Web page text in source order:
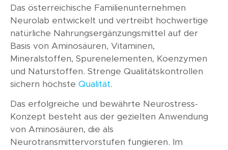
Das österreichische Familienunternehmen
Neurolab entwickelt und vertreibt hochwertige
natürliche Nahrungsergänzungsmittel auf der
Basis von Aminosäuren, Vitaminen,
Mineralstoffen, Spurenelementen, Koenzymen
und Naturstoffen. Strenge Qualitätskontrollen
sichern höchste Qualität.
Das erfolgreiche und bewährte Neurostress-
Konzept besteht aus der gezielten Anwendung
von Aminosäuren, die als
Neurotransmittervorstufen fungieren. Im